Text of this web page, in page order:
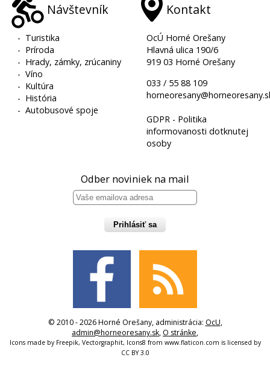
Návštevník
- Turistika
- Príroda
- Hrady, zámky, zrúcaniny
-Víno
- Kultúra
- História
-Autobusové spoje
Kontakt
OcÚ Horné Orešany
Hlavná ulica 190/6
919 03 Horné Orešany
033 / 55 88 109
GDPR - Politika
informovanosti dotknutej
osoby
Odber noviniek na mail
Prihlásiť sa
© 2010 - 2026 Horné Orešany, administrácia: OcU,
admin@horneoresany.sk, O stránke,
Icons made by Freepik, Vectorgraphit, Icons8 from www.flaticon.com is licensed by
CC BY 3.0